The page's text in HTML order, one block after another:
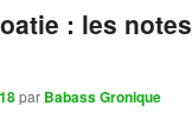
: les notes
par Babass Gronique